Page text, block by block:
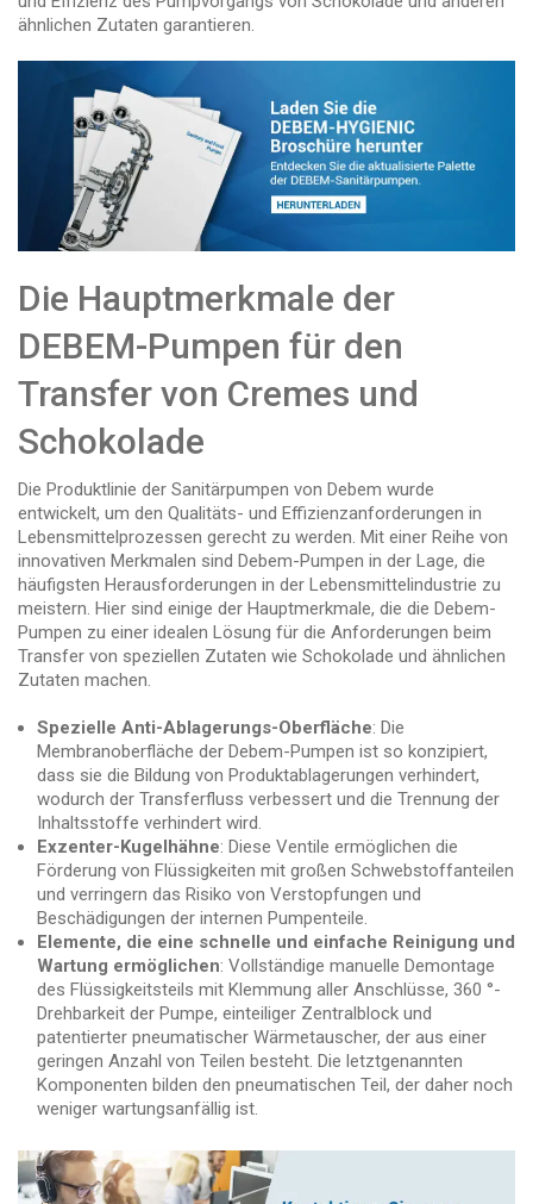
ähnlichen Zutaten garantieren.
Die Hauptmerkmale der
DEBEM-Pumpen für den
Transfer von Cremes und
Schokolade
Die Produktlinie der Sanitärpumpen von Debem wurde
entwickelt, um den Qualitäts- und Effizienzanforderungen in
Lebensmittelprozessen gerecht zu werden. Mit einer Reihe von
innovativen Merkmalen sind Debem-Pumpen in der Lage, die
häufigsten Herausforderungen in der Lebensmittelindustrie zu
meistern. Hier sind einige der Hauptmerkmale, die die Debem-
Pumpen zu einer idealen Lösung für die Anforderungen beim
Transfer von speziellen Zutaten wie Schokolade und ähnlichen
Zutaten machen.
Spezielle Anti-Ablagerungs-Oberfläche: Die
Membranoberfläche der Debem-Pumpen ist so konzipiert,
dass sie die Bildung von Produktablagerungen verhindert,
wodurch der Transferfluss verbessert und die Trennung der
Inhaltsstoffe verhindert wird.
Exzenter-Kugelhähne: Diese Ventile ermöglichen die
Förderung von Flüssigkeiten mit großen Schwebstoffanteilen
und verringern das Risiko von Verstopfungen und
Beschädigungen der internen Pumpenteile.
Elemente, die eine schnelle und einfache Reinigung und
Wartung ermöglichen: Vollständige manuelle Demontage
des Flüssigkeitsteils mit Klemmung aller Anschlüsse, 360 °-
Drehbarkeit der Pumpe, einteiliger Zentralblock und
patentierter pneumatischer Wärmetauscher, der aus einer
geringen Anzahl von Teilen besteht. Die letztgenannten
Komponenten bilden den pneumatischen Teil, der daher noch
weniger wartungsanfällig ist.